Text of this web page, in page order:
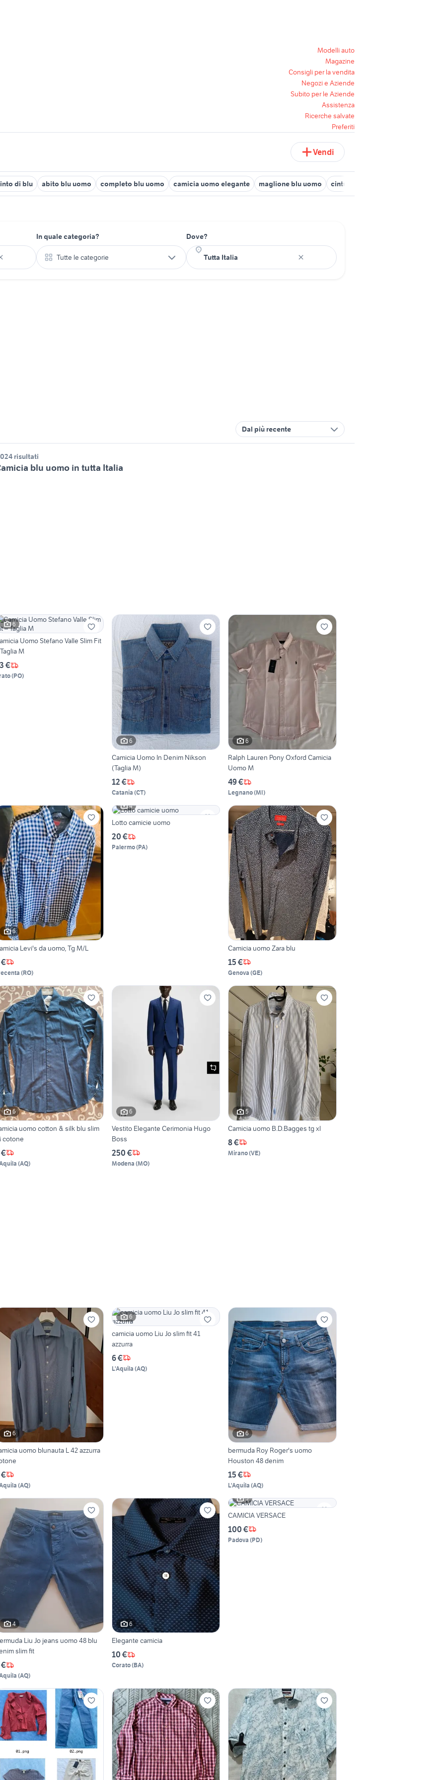
Modelli auto
Magazine
Consigli per la vendita
Negozi e Aziende
Subito per le Aziende
Assistenza
Ricerche salvate
Preferiti
Vendi
di blu abito blu uomo completo blu uomo camicia uomo elegante maglione blu uomo cinture uomo blu
In quale categoria?
Tutte le categorie
Dove?
Dal più recente
risultati
blu uomo in tutta Italia
6
Uomo Stefano Valle Slim Fit
M
€
(PO)
6
Camicia Uomo In Denim Nikson
(Taglia M)
12 €
Catania (CT)
6
Ralph Lauren Pony Oxford Camicia
Uomo M
49 €
Legnano(MI)
6
Levi's da uomo, Tg M/L
(RO)
4
Lotto camicie uomo
20 €
Palermo(PA)
Camicia uomo Zara blu
15 €
Genova (GE)
6
uomo cotton & silk blu slim
cotone
(AQ)
6
Vestito Elegante Cerimonia Hugo
Boss
250 €
Modena (MO)
5
Camicia uomo B.D.Bagges tg xl
8 €
Mirano(VE)
6
uomo blunauta L 42 azzurra
(AQ)
6
camicia uomo Liu Jo slim fit 41
azzurra
6 €
L'Aquila (AQ)
6
bermuda Roy Roger's uomo
Houston 48 denim
15 €
L'Aquila (AQ)
4
Liu Jo jeans uomo 48 blu
denim slim fit
(AQ)
6
Elegante camicia
10 €
Corato(BA)
5
CAMICIA VERSACE
100 €
Padova (PD)